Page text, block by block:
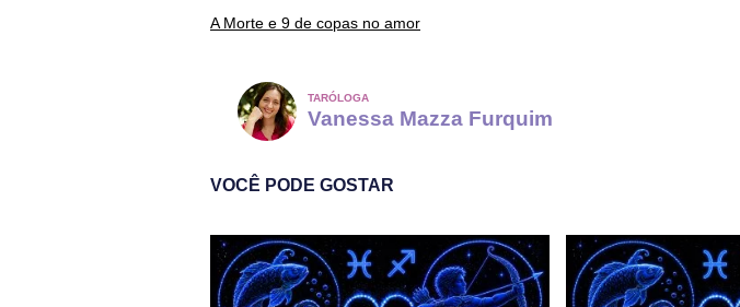
A Morte e 9 de copas no amor
TARÓLOGA
Vanessa Mazza Furquim
VOCÊ PODE GOSTAR